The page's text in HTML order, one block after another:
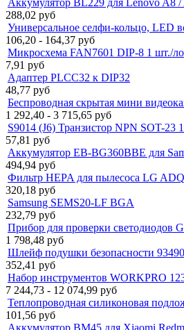
288,02 руб
Универсальное селфи-кольцо, LED
106,20 - 164,37 руб
Микросхема FAN7601 DIP-8 1 шт./
7,91 руб
Адаптер PLCC32 к DIP32
48,77 руб
Беспроводная скрытая мини
1 292,40 - 3 715,65 руб
S9014 (J6) Транзистор NPN SOT-23
57,81 руб
Аккумулятор EB-BG360BBE для
494,94 руб
Фильтр HEPA для пылесоса LG
320,18 руб
Samsung SEMS20-LF BGA
232,79 руб
Прибор для проверки светодиодов
1 798,48 руб
Шлейф подушки безопасности
352,41 руб
Набор инструментов WORKPRO
7 244,73 - 12 074,99 руб
Теплопроводная силиконовая
101,56 руб
Аккумулятор BM45 для Xiaomi